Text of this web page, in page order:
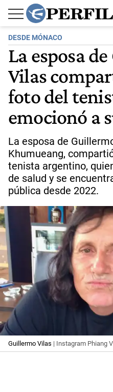
DESDE MÓNACO
La esposa
Vilas
foto del
emocionó a
La esposa de
Khumueang,
tenista argentino,
de salud y se
pública desde 2022.
Guillermo Vilas | Instagram Phiang